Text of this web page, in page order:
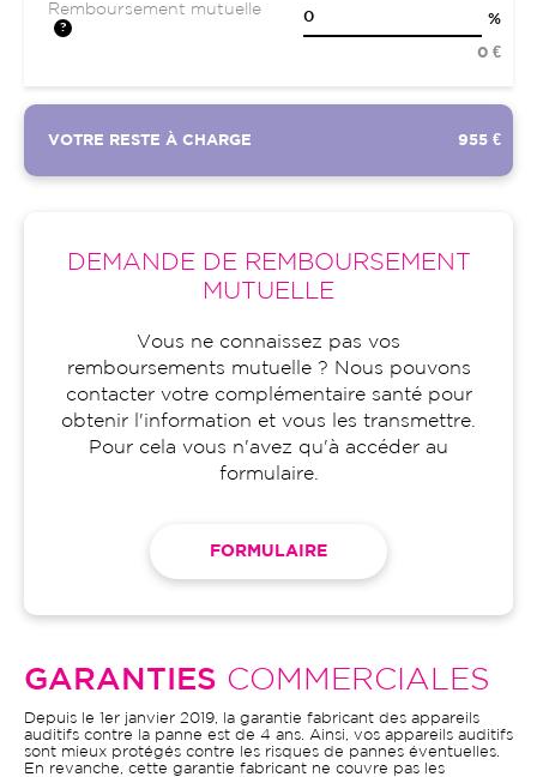
Remboursement mutuelle
%
0 €
VOTRE RESTE À CHARGE 955 €
DEMANDE DE REMBOURSEMENT
MUTUELLE
Vous ne connaissez pas vos
remboursements mutuelle ? Nous pouvons
contacter votre complémentaire santé pour
obtenir l'information et vous les transmettre.
Pour cela vous n'avez qu'à accéder au
formulaire.
FORMULAIRE
GARANTIES COMMERCIALES
Depuis le 1er janvier 2019, la garantie fabricant des appareils
auditifs contre la panne est de 4 ans. Ainsi, vos appareils auditifs
sont mieux protégés contre les risques de pannes éventuelles.
En revanche, cette garantie fabricant ne couvre pas les